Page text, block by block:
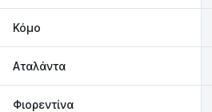
Κόμο
Αταλάντα
Φιορεντίνα